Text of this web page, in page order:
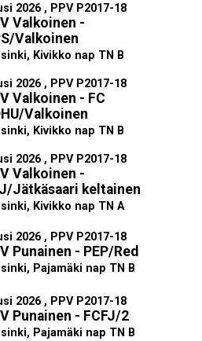
2026 , PPV P2017-18
Valkoinen -
Valkoinen
Kivikko nap TN B
2026 , PPV P2017-18
Valkoinen - FC
Valkoinen
Kivikko nap TN B
2026 , PPV P2017-18
Valkoinen -
Jätkäsaari keltainen
Kivikko nap TN A
2026 , PPV P2017-18
Punainen - PEP/Red
Pajamäki nap TN B
2026 , PPV P2017-18
Punainen - FCFJ/2
Pajamäki nap TN B